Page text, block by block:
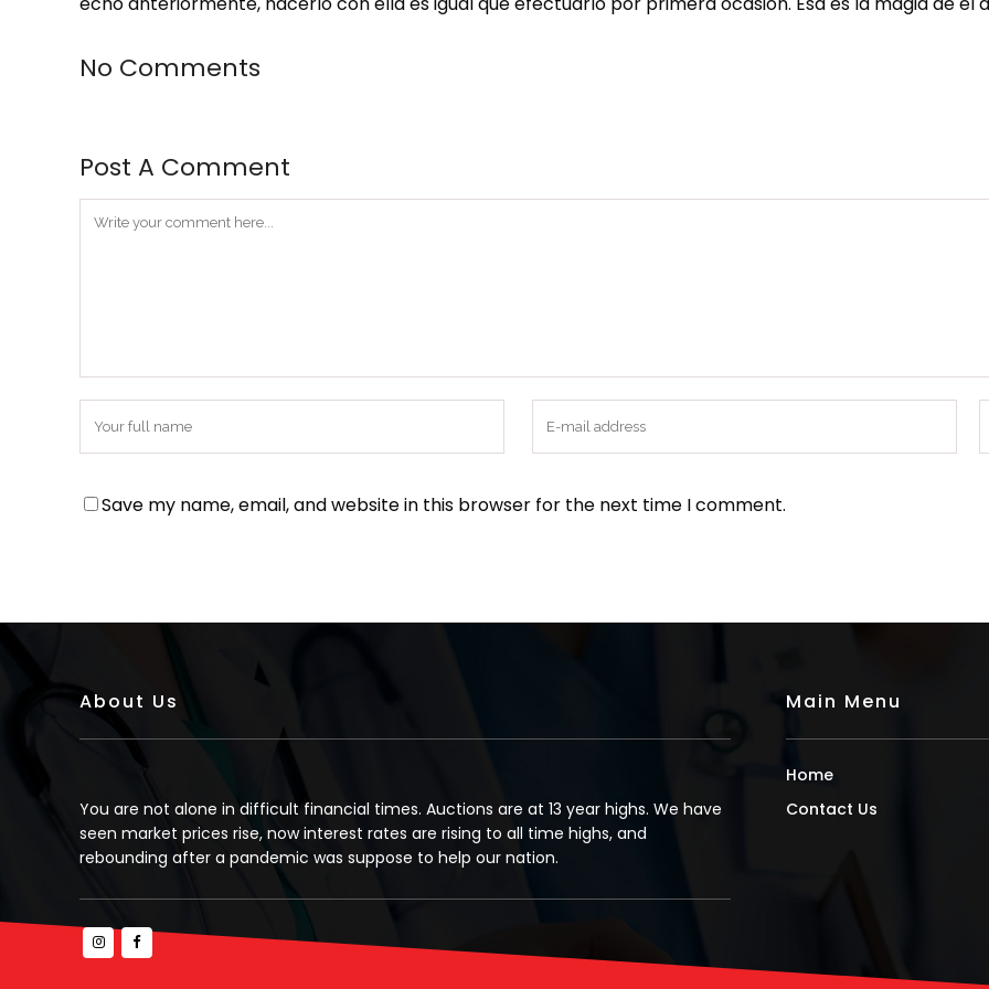
No Comments
Post A Comment
Save my name, email, and website in this browser for the next time I comment.
About Us
You are not alone in difficult financial times. Auctions are at 13 year highs. We have
seen market prices rise, now interest rates are rising to all time highs, and
rebounding after a pandemic was suppose to help our nation.
Main Menu
Home
Contact Us